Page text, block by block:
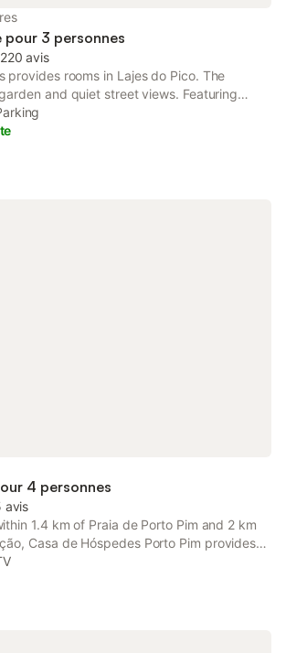
pour 3 personnes
220 avis
provides rooms in Lajes do Pico. The
and quiet street views. Featuring
also provides guests with a picnic
breakfast, units come with a outdoor
4 personnes
avis
1.4 km of Praia de Porto Pim and 2 km
Casa de Hóspedes Porto Pim provides
Outdoor furniture is available for guests to